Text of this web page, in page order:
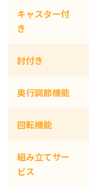
キャスター付
き
肘付き
奥行調節機能
回転機能
組み立てサー
ビス